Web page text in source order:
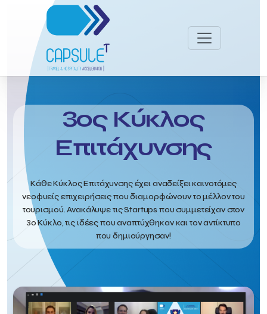
3ος Κύκλος
Επιτάχυνσης
Κάθε Κύκλος Επιτάχυνσης έχει αναδείξει καινοτόμες
νεοφυείς επιχειρήσεις που διαμορφώνουν το μέλλον του
τουρισμού. Ανακάλυψε τις Startups που συμμετείχαν στον
3ο Κύκλο, τις ιδέες που αναπτύχθηκαν και τον αντίκτυπο
που δημιούργησαν!